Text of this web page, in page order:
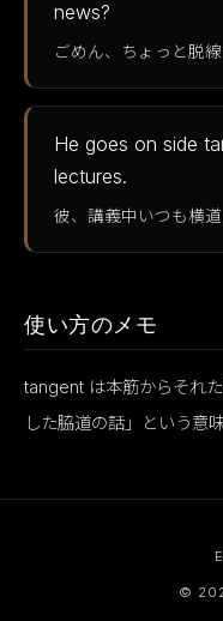
news?
ごめん、ちょっと脱
He goes on side
lectures.
彼、講義中いつも横
使い方のメモ
tangent は本筋からそれ
した脇道の話」という意
©